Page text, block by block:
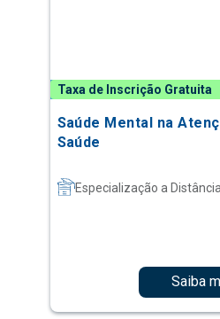
Taxa de Inscrição Gratuita
Saúde Mental na
Saúde
Especialização a Distância
Saiba